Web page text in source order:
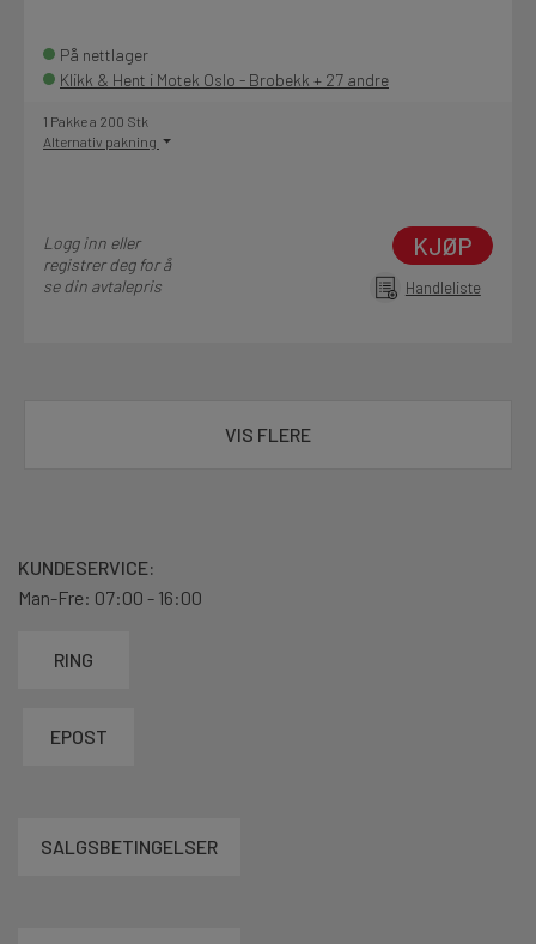
På nettlager
Klikk & Hent i Motek Oslo - Brobekk + 27 andre
1 Pakke a 200 Stk
Alternativ pakning
Logg inn eller
registrer deg for å
se din avtalepris
KJØP
Handleliste
VIS FLERE
KUNDESERVICE:
Man-Fre: 07:00 - 16:00
RING
EPOST
SALGSBETINGELSER